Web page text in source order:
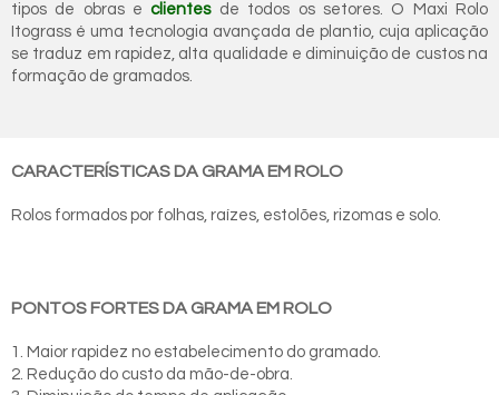
tipos de obras eclientesde todos os setores. O Maxi Rolo
Itograss é uma tecnologia avançada de plantio, cuja aplicação
se traduz em rapidez, alta qualidade e diminuição de custos na
formação de gramados.
CARACTERÍSTICAS DA GRAMA EM ROLO
Rolos formados por folhas, raízes, estolões, rizomas e solo.
PONTOS FORTES DA GRAMA EM ROLO
1. Maior rapidez no estabelecimento do gramado.
2. Redução do custo da mão-de-obra.